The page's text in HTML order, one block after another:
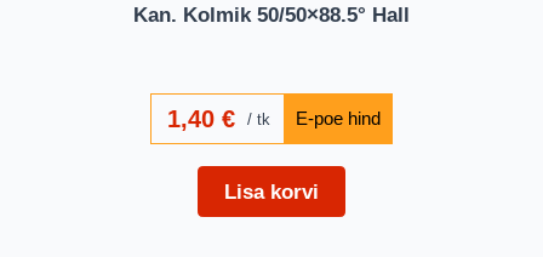
Kan. Kolmik 50/50×88.5° Hall
1,40€ tk
Lisa korvi